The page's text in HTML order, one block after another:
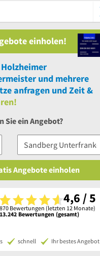
einholen!
und mehrere
anfragen und Zeit &
Sie ein Angebot?
Angebote einholen
4,6 / 5
870 Bewertungen (letzten 12 Monate)
13.242 Bewertungen (gesamt)
schnell Ihr bestes Angebot